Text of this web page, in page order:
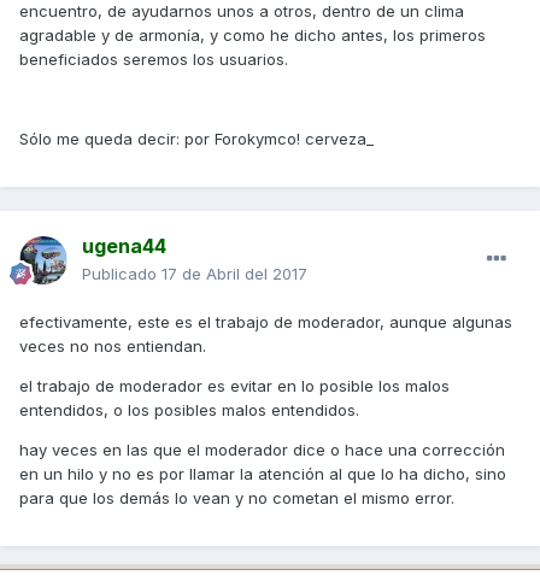
encuentro, de ayudarnos unos a otros, dentro de un clima
agradable y de armonía, y como he dicho antes, los primeros
beneficiados seremos los usuarios.
Sólo me queda decir: por Forokymco! cerveza_
ugena44
Publicado 17 de Abril del 2017
efectivamente, este es el trabajo de moderador, aunque algunas
veces no nos entiendan.
el trabajo de moderador es evitar en lo posible los malos
entendidos, o los posibles malos entendidos.
hay veces en las que el moderador dice o hace una corrección
en un hilo y no es por llamar la atención al que lo ha dicho, sino
para que los demás lo vean y no cometan el mismo error.